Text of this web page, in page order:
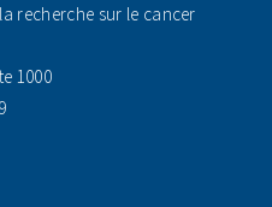
recherche sur le cancer
1000